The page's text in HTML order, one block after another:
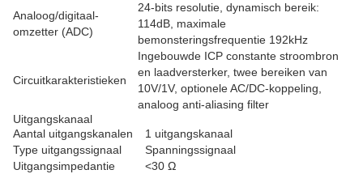
Analoog/digitaal-
omzetter (ADC)
24-bits resolutie, dynamisch bereik:
114dB, maximale
bemonsteringsfrequentie 192kHz
Circuitkarakteristieken
Ingebouwde ICP constante stroombron
en laadversterker, twee bereiken van
10V/1V, optionele AC/DC-koppeling,
analoog anti-aliasing filter
Uitgangskanaal
Aantal uitgangskanalen
1 uitgangskanaal
Type uitgangssignaal
Spanningssignaal
Uitgangsimpedantie
<30 Ω